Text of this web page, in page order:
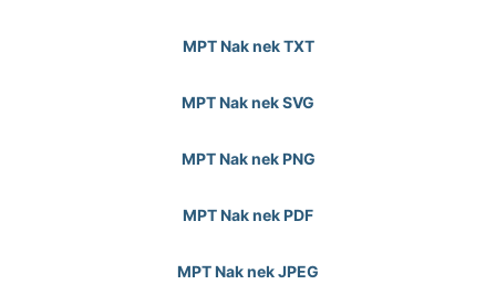
MPT Nak nek TXT
MPT Nak nek SVG
MPT Nak nek PNG
MPT Nak nek PDF
MPT Nak nek JPEG